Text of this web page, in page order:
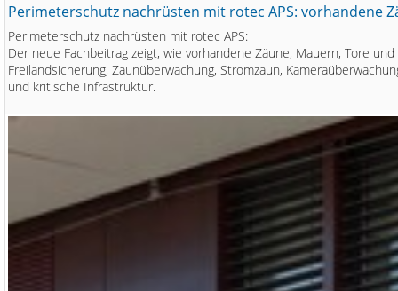
Perimeterschutz nachrüsten mit rotec APS: vorhandene
Perimeterschutz nachrüsten mit rotec APS:
Der neue Fachbeitrag zeigt, wie vorhandene Zäune, Mauern, Tore
Freilandsicherung, Zaunüberwachung, Stromzaun,
und kritische Infrastruktur.